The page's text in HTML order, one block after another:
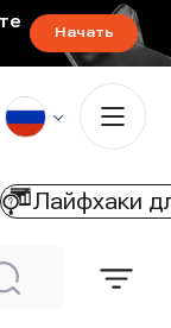
Начать
Искать
Лайфхаки